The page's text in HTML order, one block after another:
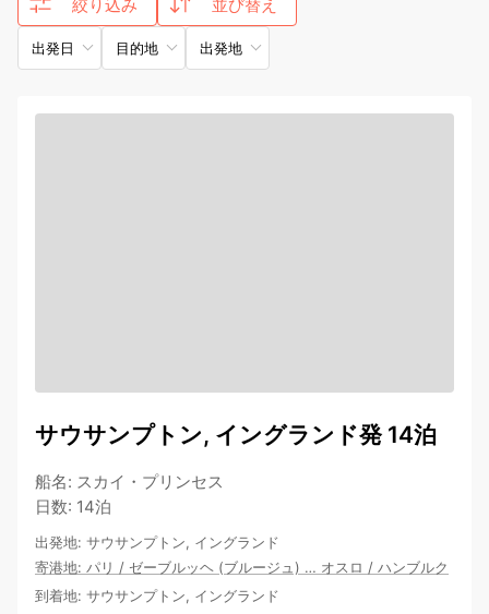
絞り込み 並び替え
出発日 目的地 出発地
サウサンプトン, イングランド発 14泊
船名: スカイ・プリンセス
日数: 14泊
出発地: サウサンプトン, イングランド
寄港地: パリ / ゼーブルッヘ (ブルージュ) … オスロ / ハンブルク
到着地: サウサンプトン, イングランド